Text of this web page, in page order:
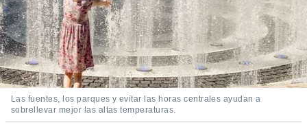
Las fuentes, los parques y evitar las horas centrales ayudan a
sobrellevar mejor las altas temperaturas.